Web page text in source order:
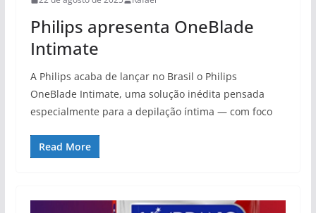
Philips apresenta OneBlade
Intimate
A Philips acaba de lançar no Brasil o Philips
OneBlade Intimate, uma solução inédita pensada
especialmente para a depilação íntima — com foco
Read More